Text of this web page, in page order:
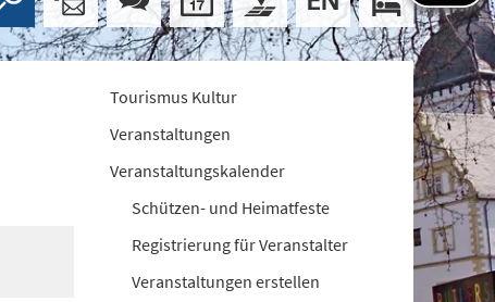
Tourismus Kultur
Veranstaltungen
Veranstaltungskalender
Schützen- und Heimatfeste
Registrierung für Veranstalter
Veranstaltungen erstellen